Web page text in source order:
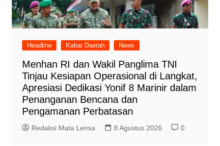
Headline Kabar Daerah News
Menhan RI dan Wakil Panglima TNI
Tinjau Kesiapan Operasional di Langkat,
Apresiasi Dedikasi Yonif 8 Marinir dalam
Penanganan Bencana dan
Pengamanan Perbatasan
Redaksi Mata Lensa 8 Agustus 2026 0